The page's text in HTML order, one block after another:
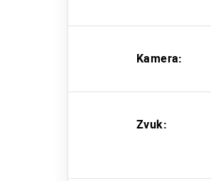
Kamera:
Zvuk: